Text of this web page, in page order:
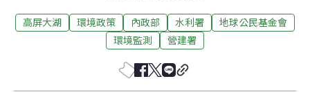
高屏大湖 環境政策 內政部 水利署
地球公民基金會
環境監測
營建署